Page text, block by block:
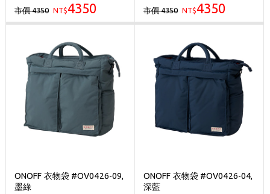
市價 4350 NT$4350 市價 4350 NT$4350
ONOFF 衣物袋 #OV0426-09,
墨綠
ONOFF 衣物袋 #OV0426-04,
深藍